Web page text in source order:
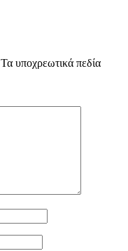
Τα υποχρεωτικά πεδία